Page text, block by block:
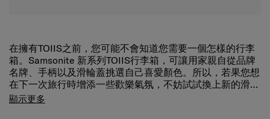
在擁有TOIIS之前，您可能不會知道您需要一個怎樣的行李
箱。Samsonite 新系列TOIIS行李箱，可讓用家親自從品牌
名牌、手柄以及滑輪蓋挑選自己喜愛顏色。所以，若果您想
在下一次旅行時增添一些歡樂氣氛，不妨試試換上新的滑輪
蓋吧。配備高質量順滑雙輪設計，減少與地面的摩擦力，提
TOIIS 系列行李箱可讓用家親自從品牌名牌、滑輪蓋以及手
顯示更多